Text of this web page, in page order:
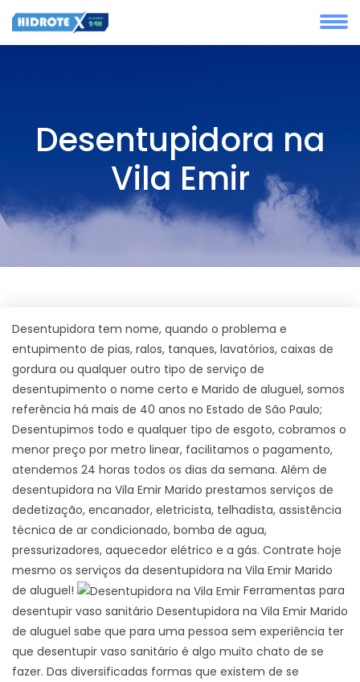
Desentupidora na
Vila Emir
Desentupidora tem nome, quando o problema e
entupimento de pias, ralos, tanques, lavatórios, caixas de
gordura ou qualquer outro tipo de serviço de
desentupimento o nome certo e Marido de aluguel, somos
referência há mais de 40 anos no Estado de São Paulo;
Desentupimos todo e qualquer tipo de esgoto, cobramos o
menor preço por metro linear, facilitamos o pagamento,
atendemos 24 horas todos os dias da semana. Além de
desentupidora na Vila Emir Marido prestamos serviços de
dedetização, encanador, eletricista, telhadista, assistência
técnica de ar condicionado, bomba de agua,
pressurizadores, aquecedor elétrico e a gás. Contrate hoje
mesmo os serviços da desentupidora na Vila Emir Marido
de aluguel!
Ferramentas para
desentupir vaso sanitário Desentupidora na Vila Emir Marido
de aluguel sabe que para uma pessoa sem experiência ter
que desentupir vaso sanitário é algo muito chato de se
fazer. Das diversificadas formas que existem de se